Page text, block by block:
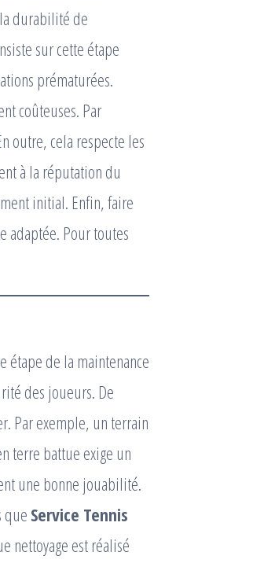
durabilité de
sur cette étape
prématurées.
coûteuses. Par
outre, cela respecte les
à la réputation du
initial. Enfin, faire
adaptée. Pour toutes
étape de la maintenance
des joueurs. De
Par exemple, un terrain
terre battue exige un
une bonne jouabilité.
que Service Tennis
nettoyage est réalisé